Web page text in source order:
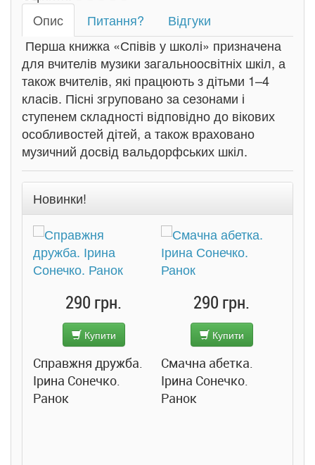
Oпис
Питання?
Відгуки
Перша книжка «Співів у школі» призначена
для вчителів музики загальноосвітніх шкіл, а
також вчителів, які працюють з дітьми 1–4
класів. Пісні згруповано за сезонами і
ступенем складності відповідно до вікових
особливостей дітей, а також враховано
музичний досвід вальдорфських шкіл.
Новинки!
290 грн.
Купити
Справжня дружба.
Ірина Сонечко.
Ранок
290 грн.
Купити
Смачна абетка.
Ірина Сонечко.
Ранок